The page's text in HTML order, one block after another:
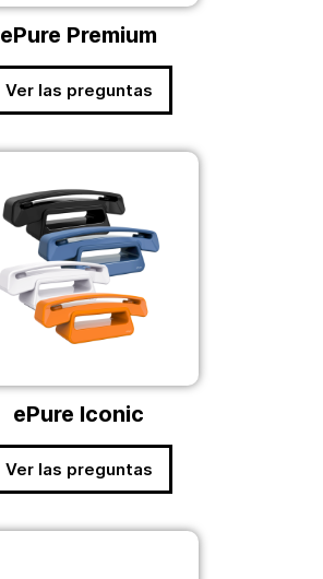
ePure Premium
Ver las preguntas
ePure Iconic
Ver las preguntas